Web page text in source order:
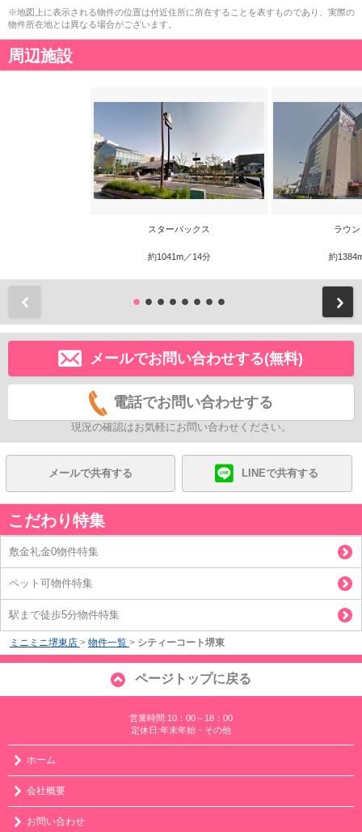
※地図上に表示される物件の位置は付近住所に所在することを表すものであり、実際の
物件所在地とは異なる場合がございます。
周辺施設
スターバックス
約1041m／14分
ラウ
約
メールでお問い合わせする(無料)
電話でお問い合わせする
現況の確認はお気軽にお問い合わせください。
メールで共有する LINEで共有する
こだわり特集
敷金礼金0物件特集
ペット可物件特集
駅まで徒歩5分物件特集
ミニミニ堺東店 > 物件一覧 > シティーコート堺東
ページトップに戻る
営業時間:10：00～18：00
定休日:年末年始・その他
ホーム
会社概要
お問い合わせ